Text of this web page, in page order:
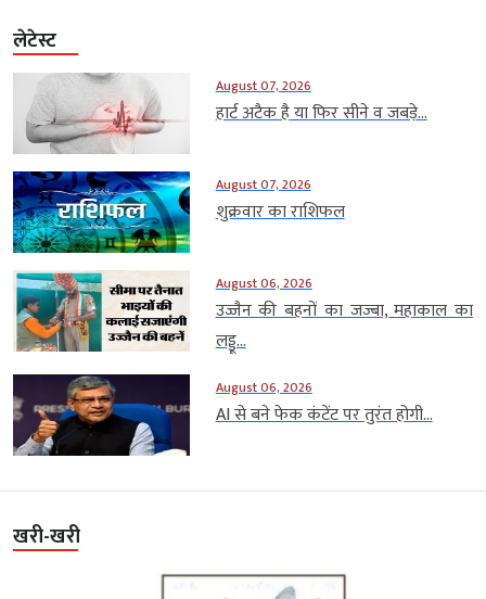
लेटेस्ट
August 07, 2026
हार्ट अटैक है या फिर सीने व जबड़े...
August 07, 2026
शुक्रवार का राशिफल
August 06, 2026
उज्जैन की बहनों का जज्बा, महाकाल का
लड्डू...
August 06, 2026
AI से बने फेक कंटेंट पर तुरंत होगी...
खरी-खरी